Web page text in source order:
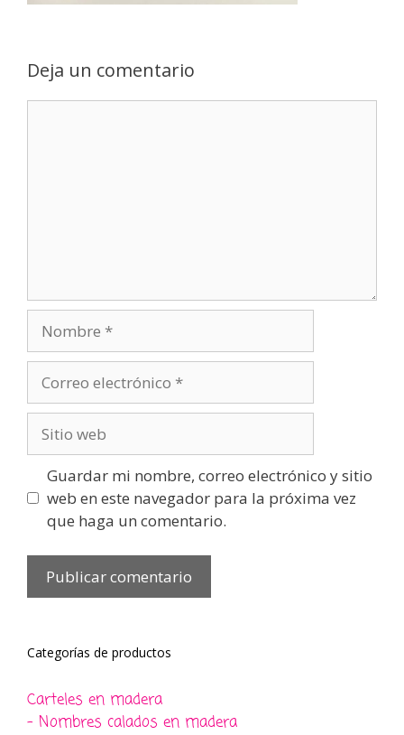
Deja un comentario
electrónico
web
Guardar mi nombre, correo electrónico y sitio
web en este navegador para la próxima vez
que haga un comentario.
Categorías de productos
Carteles en madera
- Nombres calados en madera